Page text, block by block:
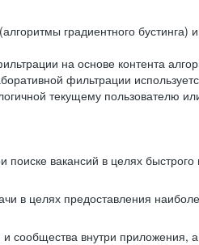
градиентного бустинга)
на основе контента
фильтрации
текущему пользователю
вакансий в целях быстрого
в целях предоставления
сообщества внутри приложения,